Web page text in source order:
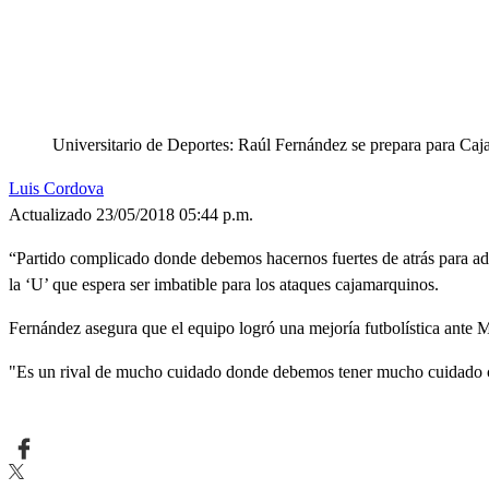
Universitario de Deportes: Raúl Fernández se prepara para
Luis Cordova
Actualizado 23/05/2018 05:44 p.m.
“Partido complicado donde debemos hacernos fuertes de atrás para
la ‘U’ que espera ser imbatible para los ataques cajamarquinos.
Fernández asegura que el equipo logró una mejoría futbolística ante
"Es un rival de mucho cuidado donde debemos tener mucho